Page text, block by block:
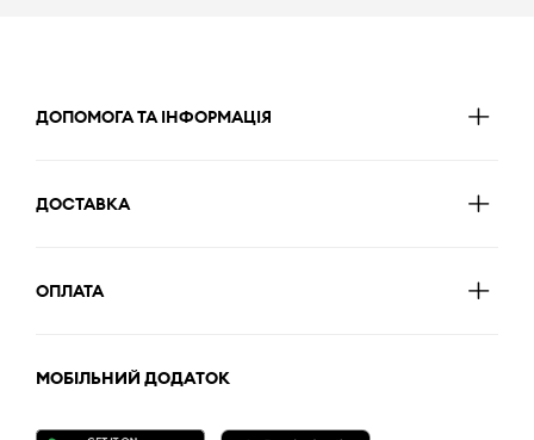
ДОПОМОГА ТА ІНФОРМАЦІЯ
ДОСТАВКА
ОПЛАТА
МОБІЛЬНИЙ ДОДАТОК